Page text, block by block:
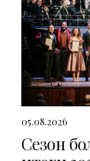
05.08.2026
Сезон